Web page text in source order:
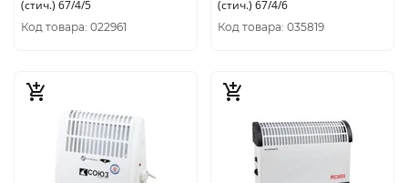
(стич.) 67/4/5
Код товара: 022961
(стич.) 67/4/6
Код товара: 035819